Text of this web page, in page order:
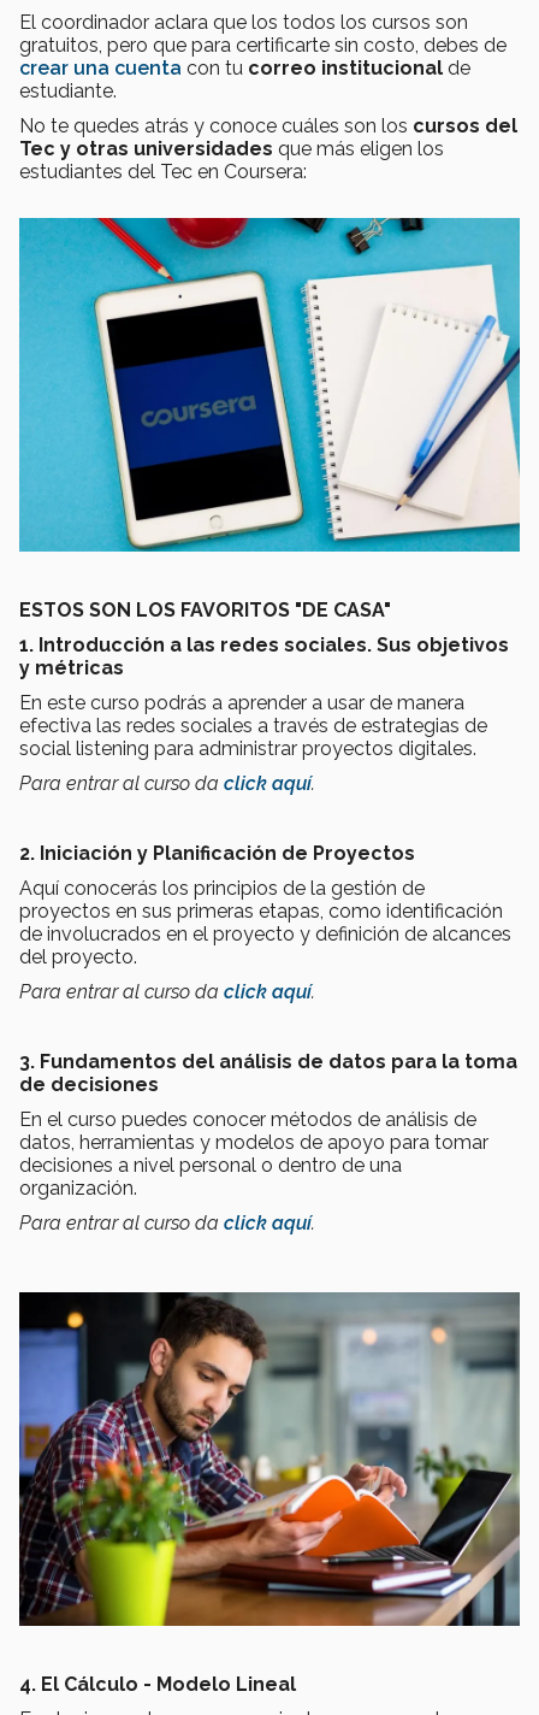
El coordinador aclara que los todos los cursos son
gratuitos, pero que para certificarte sin costo, debes de
crear una cuenta con tu correo institucional de
estudiante.
No te quedes atrás y conoce cuáles son los cursos del
Tec y otras universidades que más eligen los
estudiantes del Tec en Coursera:
ESTOS SON LOS FAVORITOS "DE CASA"
1. Introducción a las redes sociales. Sus objetivos
y métricas
En este curso podrás a aprender a usar de manera
efectiva las redes sociales a través de estrategias de
social listening para administrar proyectos digitales.
Para entrar al curso da click aquí.
2. Iniciación y Planificación de Proyectos
Aquí conocerás los principios de la gestión de
proyectos en sus primeras etapas, como identificación
de involucrados en el proyecto y definición de alcances
del proyecto.
Para entrar al curso da click aquí.
3. Fundamentos del análisis de datos para la toma
de decisiones
En el curso puedes conocer métodos de análisis de
datos, herramientas y modelos de apoyo para tomar
decisiones a nivel personal o dentro de una
organización.
Para entrar al curso da click aquí.
4. El Cálculo - Modelo Lineal